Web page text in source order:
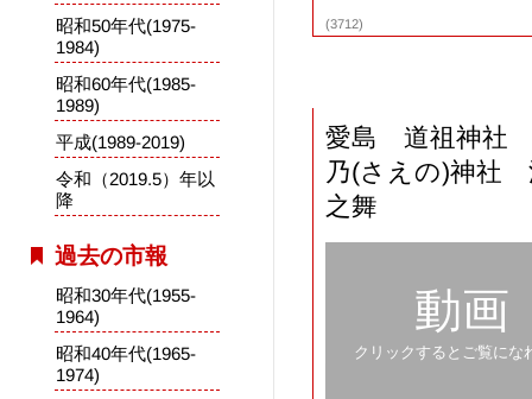
昭和50年代(1975-
1984)
昭和60年代(1985-
1989)
平成(1989-2019)
令和（2019.5）年以
降
過去の市報
昭和30年代(1955-
1964)
昭和40年代(1965-
1974)
(3712)
愛島 道祖神社
乃(さえの)神社
之舞
動画
クリックするとご覧にな